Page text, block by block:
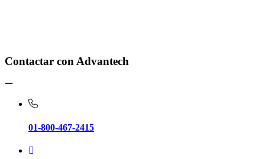
Contactar con Advantech
01-800-467-2415